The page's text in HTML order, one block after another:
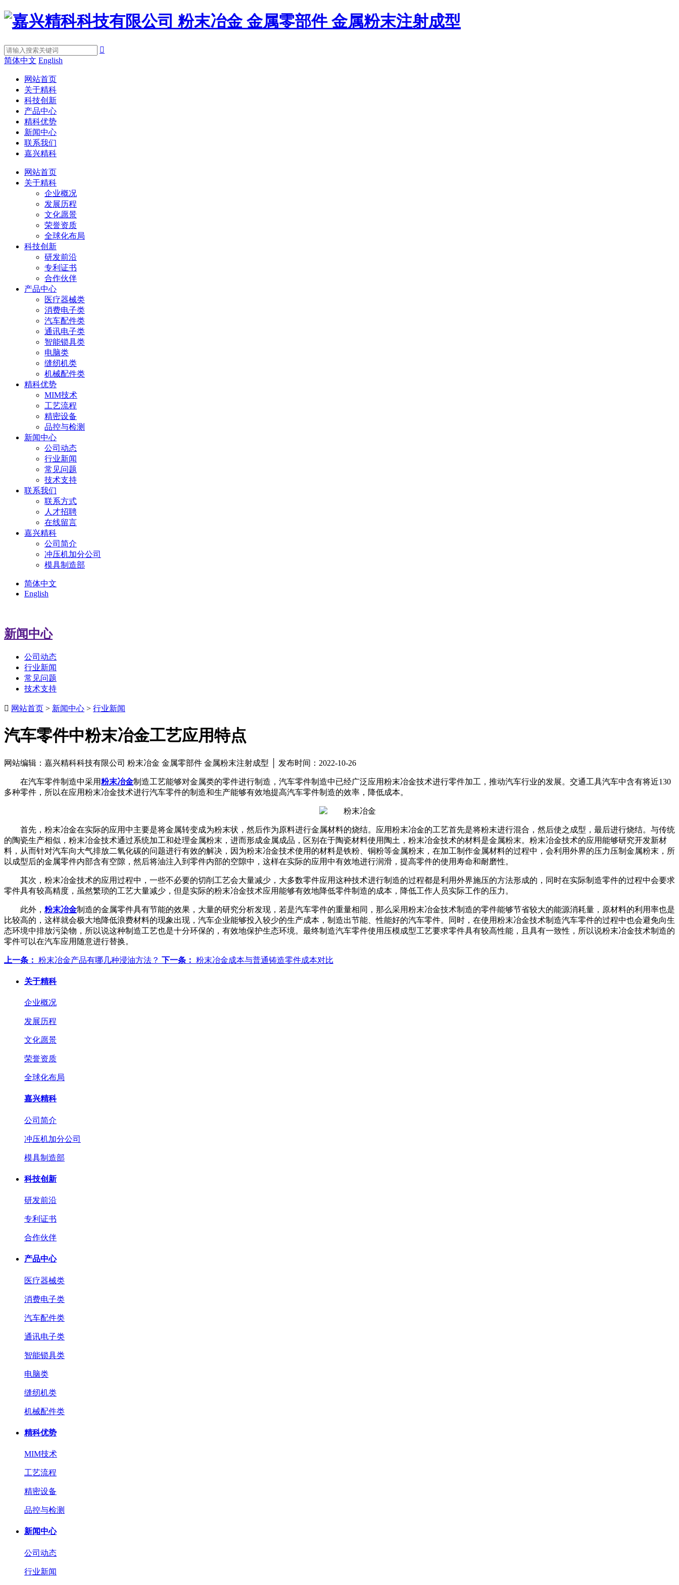

简体中文 English
网站首页
关于精科
科技创新
产品中心
精科优势
新闻中心
联系我们
嘉兴精科
网站首页
关于精科
企业概况
发展历程
文化愿景
荣誉资质
全球化布局
科技创新
研发前沿
专利证书
合作伙伴
产品中心
医疗器械类
消费电子类
汽车配件类
通讯电子类
智能锁具类
电脑类
缝纫机类
机械配件类
精科优势
MIM技术
工艺流程
精密设备
品控与检测
新闻中心
公司动态
行业新闻
常见问题
技术支持
联系我们
联系方式
人才招聘
在线留言
嘉兴精科
公司简介
冲压机加分公司
模具制造部
简体中文
English
新闻中心
公司动态
行业新闻
常见问题
技术支持
 网站首页 > 新闻中心 > 行业新闻
汽车零件中粉末冶金工艺应用特点
网站编辑：嘉兴精科科技有限公司 粉末冶金 金属零部件 金属粉末注射成型 │ 发布时间：2022-10-26
在汽车零件制造中采用粉末冶金制造工艺能够对金属类的零件进行制造，汽车零件制造中已经广泛应用粉末冶金技术进行零件加工，推动汽车行业的发展。交通工具汽车中含有将近130
多种零件，所以在应用粉末冶金技术进行汽车零件的制造和生产能够有效地提高汽车零件制造的效率，降低成本。
首先，粉末冶金在实际的应用中主要是将金属转变成为粉末状，然后作为原料进行金属材料的烧结。应用粉末冶金的工艺首先是将粉末进行混合，然后使之成型，最后进行烧结。与传统
的陶瓷生产相似，粉末冶金技术通过系统加工和处理金属粉末，进而形成金属成品，区别在于陶瓷材料使用陶土，粉末冶金技术的材料是金属粉末。粉末冶金技术的应用能够研究开发新材
料，从而针对汽车向大气排放二氧化碳的问题进行有效的解决，因为粉末冶金技术使用的材料是铁粉、铜粉等金属粉末，在加工制作金属材料的过程中，会利用外界的压力压制金属粉末，所
以成型后的金属零件内部含有空隙，然后将油注入到零件内部的空隙中，这样在实际的应用中有效地进行润滑，提高零件的使用寿命和耐磨性。
其次，粉末冶金技术的应用过程中，一些不必要的切削工艺会大量减少，大多数零件应用这种技术进行制造的过程都是利用外界施压的方法形成的，同时在实际制造零件的过程中会要求
零件具有较高精度，虽然繁琐的工艺大量减少，但是实际的粉末冶金技术应用能够有效地降低零件制造的成本，降低工作人员实际工作的压力。
此外， 粉末冶金制造的金属零件具有节能的效果，大量的研究分析发现，若是汽车零件的重量相同，那么采用粉末冶金技术制造的零件能够节省较大的能源消耗量，原材料的利用率也是
比较高的，这样就会极大地降低浪费材料的现象出现，汽车企业能够投入较少的生产成本，制造出节能、性能好的汽车零件。同时，在使用粉末冶金技术制造汽车零件的过程中也会避免向生
态环境中排放污染物，所以说这种制造工艺也是十分环保的，有效地保护生态环境。最终制造汽车零件使用压模成型工艺要求零件具有较高性能，且具有一致性，所以说粉末冶金技术制造的
零件可以在汽车应用随意进行替换。
上一条： 粉末冶金产品有哪几种浸油方法？ 下一条： 粉末冶金成本与普通铸造零件成本对比
关于精科
企业概况
发展历程
文化愿景
荣誉资质
全球化布局
嘉兴精科
公司简介
冲压机加分公司
模具制造部
科技创新
研发前沿
专利证书
合作伙伴
产品中心
医疗器械类
消费电子类
汽车配件类
通讯电子类
智能锁具类
电脑类
缝纫机类
机械配件类
精科优势
MIM技术
工艺流程
精密设备
品控与检测
新闻中心
公司动态
行业新闻